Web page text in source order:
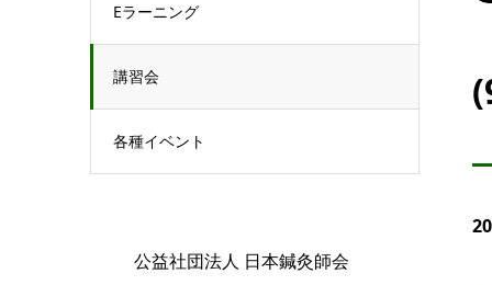
Eラーニング
講習会
各種イベント
公益社団法人 日本鍼灸師会